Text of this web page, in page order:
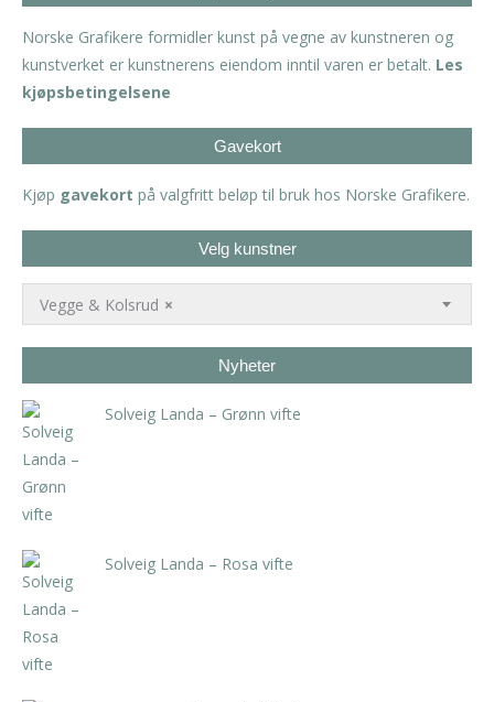
Norske Grafikere formidler kunst på vegne av kunstneren og
kunstverket er kunstnerens eiendom inntil varen er betalt. Les
kjøpsbetingelsene
Gavekort
Kjøp gavekort på valgfritt beløp til bruk hos Norske Grafikere.
Velg kunstner
×
Vegge & Kolsrud
Nyheter
Solveig Landa – Grønn vifte
Solveig Landa – Rosa vifte